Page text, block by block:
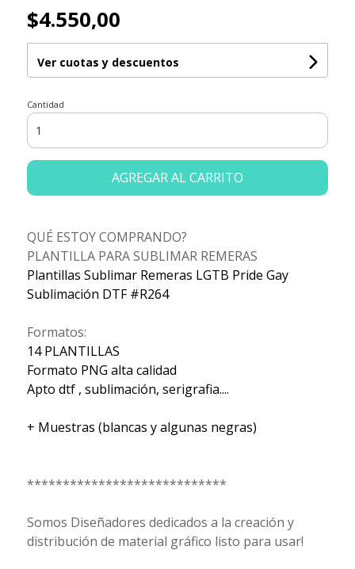
$4.550,00
Ver cuotas y descuentos
Cantidad
AGREGAR AL CARRITO
QUÉ ESTOY COMPRANDO?
PLANTILLA PARA SUBLIMAR REMERAS
Plantillas Sublimar Remeras LGTB Pride Gay
Sublimación DTF #R264
Formatos:
14 PLANTILLAS
Formato PNG alta calidad
Apto dtf , sublimación, serigrafia....
+ Muestras (blancas y algunas negras)
****************************
Somos Diseñadores dedicados a la creación y
distribución de material gráfico listo para usar!